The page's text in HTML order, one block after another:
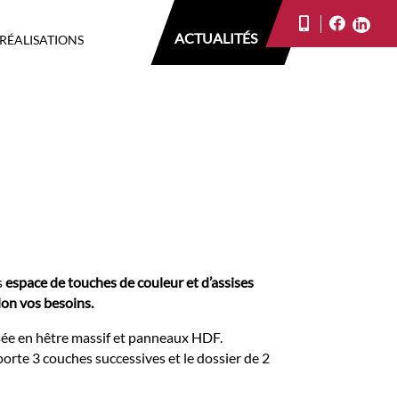
ACTUALITÉS
espace de touches de couleur et d’assises
vos besoins.
en hêtre massif et panneaux HDF.
3 couches successives et le dossier de 2